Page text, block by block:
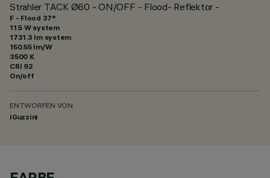
Strahler TACK Ø60 - ON/OFF - Flood- Reflektor -
F - Flood 37°
11.5 W system
1731.3 lm system
150.55 lm/W
3500 K
CRI 92
On/off
ENTWORFEN VON
iGuzzini